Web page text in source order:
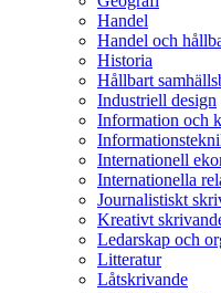
Handel
Handel och
Historia
Hållbart
Industriell design
Information och
Internationell
Internationella
Journalistiskt
Kreativt
Ledarskap och
Litteratur
Låtskrivande